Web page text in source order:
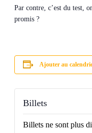
Par contre, c’est du test,
promis ?
Ajouter au
Billets
Billets ne sont plus